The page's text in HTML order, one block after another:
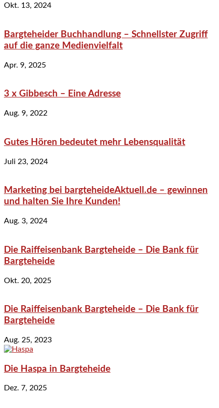
Okt. 13, 2024
Bargteheider Buchhandlung – Schnellster Zugriff
auf die ganze Medienvielfalt
Apr. 9, 2025
3 x Gibbesch – Eine Adresse
Aug. 9, 2022
Gutes Hören bedeutet mehr Lebensqualität
Juli 23, 2024
Marketing bei bargteheideAktuell.de – gewinnen
und halten Sie Ihre Kunden!
Aug. 3, 2024
Die Raiffeisenbank Bargteheide – Die Bank für
Bargteheide
Okt. 20, 2025
Die Raiffeisenbank Bargteheide – Die Bank für
Bargteheide
Aug. 25, 2023
Die Haspa in Bargteheide
Dez. 7, 2025